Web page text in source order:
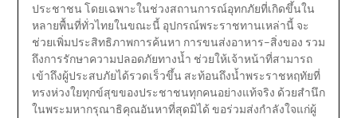
ประชาชน โดยเฉพาะในช่วงสถานการณ์อุทกภัยที่เกิดขึ้นใน
หลายพื้นที่ทั่วไทยในขณะนี้ อุปกรณ์พระราชทานเหล่านี้ จะ
ช่วยเพิ่มประสิทธิภาพการค้นหา การขนส่งอาหาร–สิ่งของ รวม
ถึงการรักษาความปลอดภัยทางน้ำ ช่วยให้เจ้าหน้าที่สามารถ
เข้าถึงผู้ประสบภัยได้รวดเร็วขึ้น สะท้อนถึงน้ำพระราชหฤทัยที่
ทรงห่วงใยทุกข์สุขของประชาชนทุกคนอย่างแท้จริง ด้วยสำนึก
ในพระมหากรุณาธิคุณอันหาที่สุดมิได้ ขอร่วมส่งกำลังใจแก่ผู้